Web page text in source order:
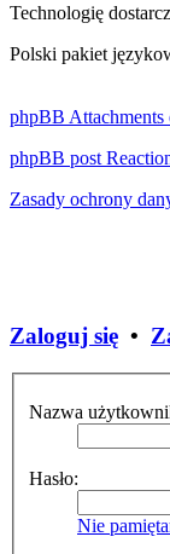
Technologię
Polski pakiet
phpBB Attachments
phpBB post
Zasady ochrony
Zaloguj się •
Nazwa
Hasło:
Nie